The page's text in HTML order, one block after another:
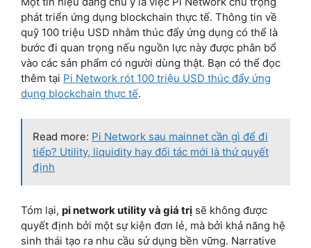
phát triển ứng dụng blockchain thực tế. Thông tin về
quỹ 100 triệu USD nhằm thúc đẩy ứng dụng có thể là
bước đi quan trọng nếu nguồn lực này được phân bổ
vào các sản phẩm có người dùng thật. Bạn có thể đọc
thêm tại Pi Network rót 100 triệu USD thúc đẩy ứng
dụng blockchain thực tế.
Read more: Pi Network sau mainnet cần gì để đi
tiếp? Utility, liquidity hay đối tác mới là thứ quyết
định
Tóm lại, pi network utility và giá trị sẽ không được
quyết định bởi một sự kiện đơn lẻ, mà bởi khả năng hệ
sinh thái tạo ra nhu cầu sử dụng bền vững. Narrative